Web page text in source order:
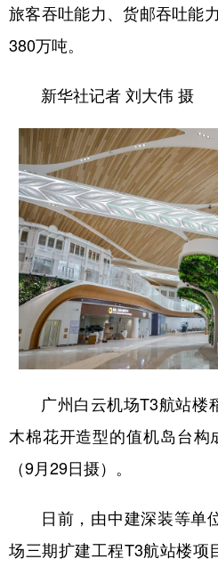
旅客吞吐能力、货邮吞吐能
380万吨。
新华社记者 刘大伟 摄
广州白云机场T3航站楼
木棉花开造型的值机岛台构
（9月29日摄）。
日前，由中建深装等单
场三期扩建工程T3航站楼项